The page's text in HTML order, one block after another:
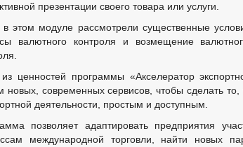
презентации своего товара или услуги.
этом модуле рассмотрели существенные
валютного контроля и возмещение
ценностей программы «Акселератор
новых, современных сервисов, чтобы сделать
деятельности, простым и доступным.
позволяет адаптировать предприятия
международной торговли, найти новых